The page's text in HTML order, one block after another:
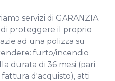
servizi di GARANZIA
di proteggere il proprio
ad una polizza su
furto/incendio
durata di 36 mesi (pari
d'acquisto), atti